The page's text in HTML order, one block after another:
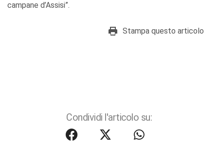
campane d’Assisi”.
Stampa questo articolo
Condividi l'articolo su: